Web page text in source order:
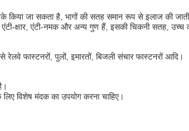
जा सकता है, भागों की सतह समान रूप से इलाज की
क्षार, एंटी-नमक और अन्य गुण हैं, इसकी चिकनी सतह, उच्च
फास्टनरों, पुलों, इमारतों, बिजली संचार फास्टनरों आदि।
विशेष मंदक का उपयोग करना चाहिए।